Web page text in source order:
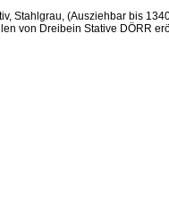
Stahlgrau, (Ausziehbar bis
von Dreibein Stative DÖRR